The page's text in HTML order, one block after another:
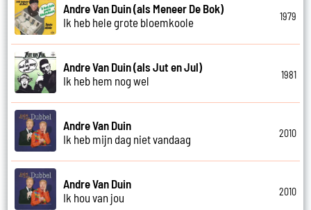
Andre Van Duin (als Meneer De Bok)
Ik heb hele grote bloemkoole
1979
Andre Van Duin (als Jut en Jul)
Ik heb hem nog wel
1981
Andre Van Duin
Ik heb mijn dag niet vandaag
2010
Andre Van Duin
Ik hou van jou
2010